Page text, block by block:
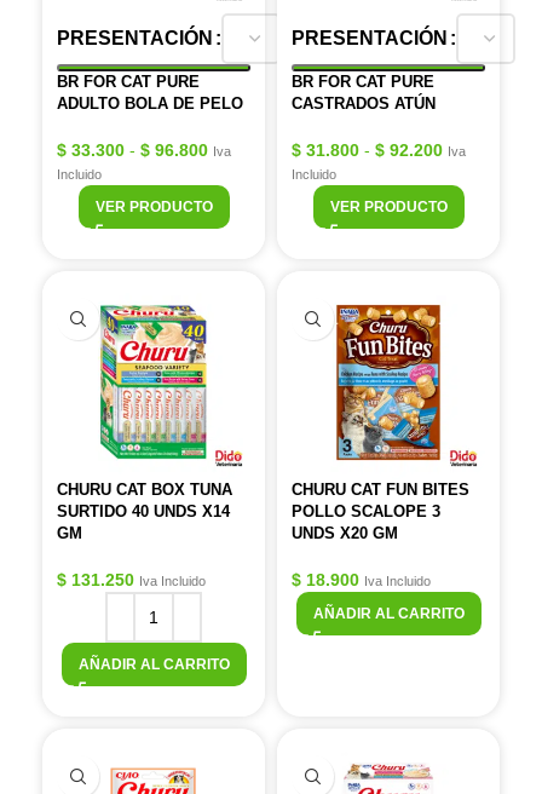
PRESENTACIÓN
BR FOR CAT PURE
ADULTO BOLA DE PELO
$ 33.300 - $ 96.800 Iva
Incluido
VER PRODUCTO
PRESENTACIÓN
BR FOR CAT PURE
CASTRADOS ATÚN
$ 31.800 - $ 92.200 Iva
Incluido
VER PRODUCTO
CHURU CAT BOX TUNA
SURTIDO 40 UNDS X14
GM
$ 131.250 Iva Incluido
AÑADIR AL CARRITO
CHURU CAT FUN BITES
POLLO SCALOPE 3
UNDS X20 GM
$ 18.900 Iva Incluido
AÑADIR AL CARRITO